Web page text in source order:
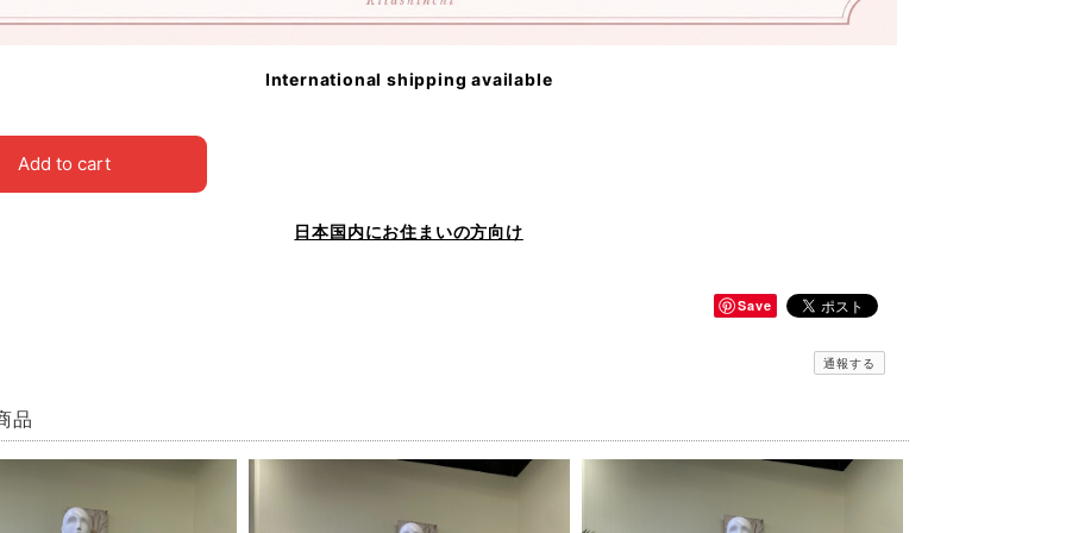
International shipping available
Add to cart
日本国内にお住まいの方向け
Save
通報する
品